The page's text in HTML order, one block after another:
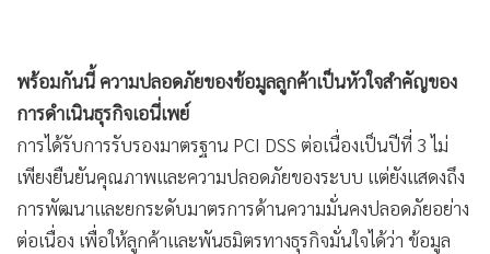
พร้อมกันนี้ ความปลอดภัยของข้อมูลลูกค้าเป็นหัวใจสำคัญของ
การดำเนินธุรกิจเอนี่เพย์
การได้รับการรับรองมาตรฐาน PCI DSS ต่อเนื่องเป็นปีที่ 3 ไม่
เพียงยืนยันคุณภาพและความปลอดภัยของระบบ แต่ยังแสดงถึง
การพัฒนาและยกระดับมาตรการด้านความมั่นคงปลอดภัยอย่าง
ต่อเนื่อง เพื่อให้ลูกค้าและพันธมิตรทางธุรกิจมั่นใจได้ว่า ข้อมูล